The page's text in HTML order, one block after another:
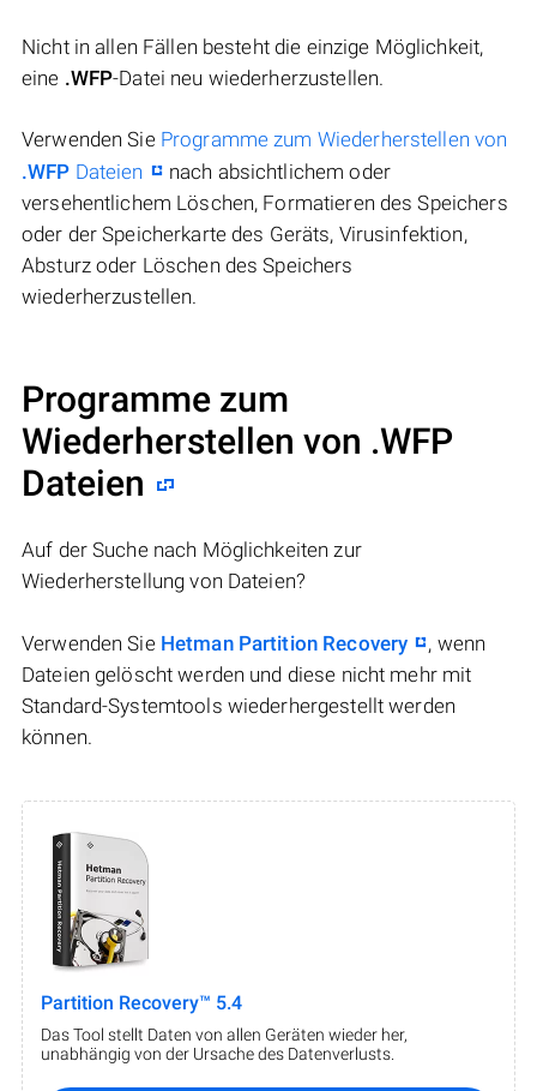
Nicht in allen Fällen besteht die einzige Möglichkeit,
eine .WFP-Datei neu wiederherzustellen.
Verwenden Sie Programme zum Wiederherstellen von
.WFP Dateien
nach absichtlichem oder
versehentlichem Löschen, Formatieren des Speichers
oder der Speicherkarte des Geräts, Virusinfektion,
Absturz oder Löschen des Speichers
wiederherzustellen.
Programme zum
Wiederherstellen von .WFP
Dateien
Auf der Suche nach Möglichkeiten zur
Wiederherstellung von Dateien?
Verwenden Sie Hetman Partition Recovery
, wenn
Dateien gelöscht werden und diese nicht mehr mit
Standard-Systemtools wiederhergestellt werden
können.
Partition Recovery™ 5.4
Das Tool stellt Daten von allen Geräten wieder her,
unabhängig von der Ursache des Datenverlusts.